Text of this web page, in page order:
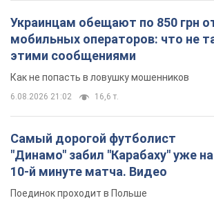
Украинцам обещают по 850 грн
мобильных операторов: что не
этими сообщениями
Как не попасть в ловушку мошенников
6.08.2026 21:02 16,6 т.
Самый дорогой футболист
"Динамо" забил "Карабаху" уже на
10-й минуте матча. Видео
Поединок проходит в Польше